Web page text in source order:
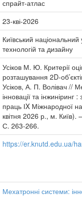
спрайт-атлас
23-кві-2026
Київський національний
технологій та дизайну
Усіков М. Ю. Критерії
розташування 2D-
Усіков, А. П. Волівач //
інновації та інжиніринг
праць ІX Міжнародної
квітня 2026 р., м.
С. 263-266.
https://er.knutd.edu.ua/
Мехатронні системи: